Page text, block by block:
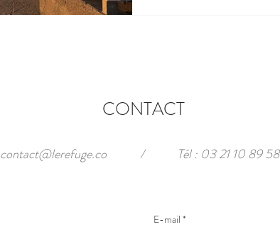
CONTACT
Tél : 03 21 10 89 58
contact@lerefuge.co /